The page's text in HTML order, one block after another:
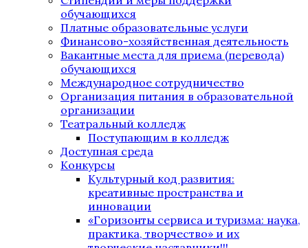
обучающихся
Платные образовательные услуги
Финансово-хозяйственная деятельность
Вакантные места для приема (перевода)
обучающихся
Международное сотрудничество
Организация питания в образовательной
организации
Театральный колледж
Поступающим в колледж
Доступная среда
Конкурсы
Культурный код развития:
креативные пространства и
инновации
«Горизонты сервиса и туризма: наука,
практика, творчество» и их